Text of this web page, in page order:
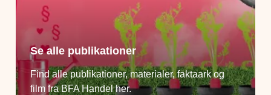
Se alle publikationer
Find alle publikationer, materialer, faktaark og
film fra BFA Handel her.